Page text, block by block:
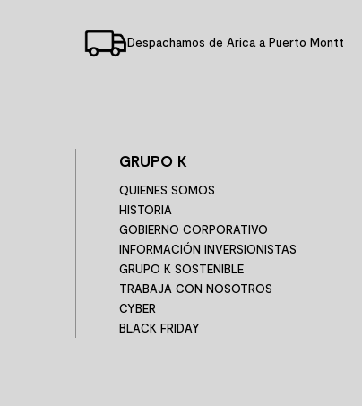
Despachamos de Arica a Puerto Montt
GRUPO K
QUIENES SOMOS
HISTORIA
GOBIERNO CORPORATIVO
INFORMACIÓN INVERSIONISTAS
GRUPO K SOSTENIBLE
TRABAJA CON NOSOTROS
CYBER
BLACK FRIDAY